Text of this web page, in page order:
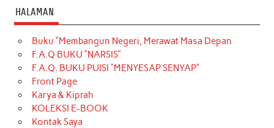
c
e
b
o
o
k
t
a
g
r
a
m
T
o
k
t
e
r
k
e
d
t
t
e
T
u
b
HALAMAN
Buku “Membangun Negeri, Merawat Masa Depan
F.A.Q BUKU “NARSIS”
F.A.Q. BUKU PUISI “MENYESAP SENYAP”
Front Page
Karya & Kiprah
KOLEKSI E-BOOK
Kontak Saya